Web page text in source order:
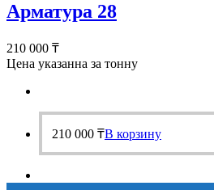
Арматура 28
210 000 ₸
Цена указанна за тонну
210 000 ₸В корзину